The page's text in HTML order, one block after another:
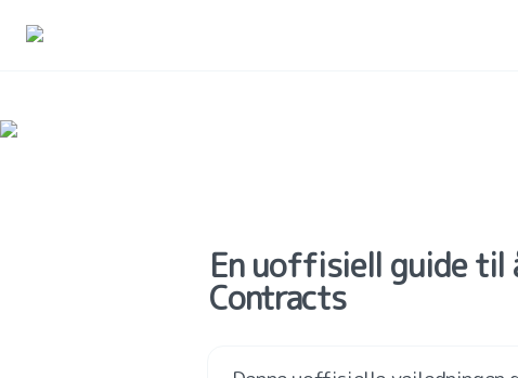
En uoffisiell guide til
Contracts